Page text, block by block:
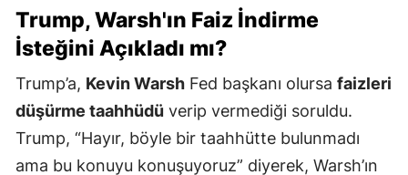
Trump, Warsh'ın Faiz İndirme
İsteğini Açıkladı mı?
Trump’a, Kevin Warsh Fed başkanı olursa faizleri
düşürme taahhüdü verip vermediği soruldu.
Trump, “Hayır, böyle bir taahhütte bulunmadı
ama bu konuyu konuşuyoruz” diyerek, Warsh’ın